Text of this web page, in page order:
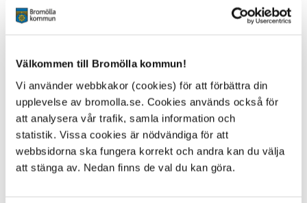
Välkommen till Bromölla kommun!
Vi använder webbkakor (cookies) för att förbättra din
upplevelse av bromolla.se. Cookies används också för
att analysera vår trafik, samla information och
statistik. Vissa cookies är nödvändiga för att
webbsidorna ska fungera korrekt och andra kan du välja
att stänga av. Nedan finns de val du kan göra.
Dina synpunkter blir allmän handling
betyder att allmänhet och massmedia kan begära ut och
skäl för sekretess enligt
Offentlighets- och sekretesslagen (2009:400)
.
Personuppgifter - information och samtycke
Jag godkänner att Bromölla kommun behandlar mina
personuppgifter enligt dataskyddsförordningen (GDPR).